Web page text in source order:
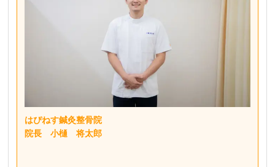
はぴねす鍼灸整骨院
院長 小樋 将太郎